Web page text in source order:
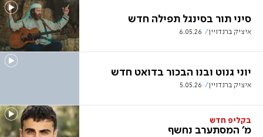
סיני תור בסינגל תפילה חדש
איציק ברנדויין 6.05.26
יוני גנוט ובנו הבכור בדואט חדש
איציק ברנדויין 5.05.26
בקליפ חדש
מ' המסתערב נחשף